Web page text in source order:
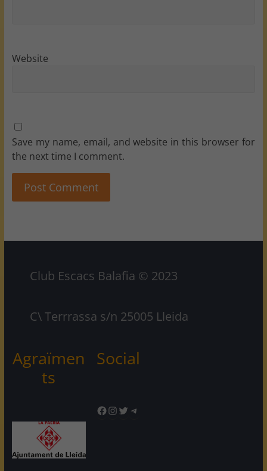
Website
Save my name, email, and website in this browser for
the next time I comment.
Club Escacs Balafia © 2023
C\ Terrrassa s/n 25005 Lleida
Agraïmen
ts
Social
Facebook
Instagram
TwitterTelegram